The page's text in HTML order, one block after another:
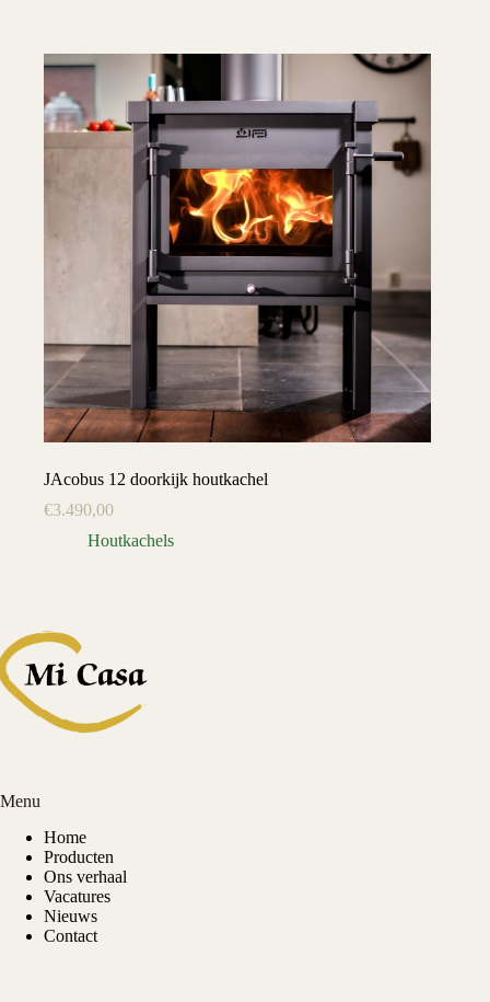
JAcobus 12 doorkijk houtkachel
€3.490,00
Houtkachels
Menu
Home
Producten
Ons verhaal
Vacatures
Nieuws
Contact